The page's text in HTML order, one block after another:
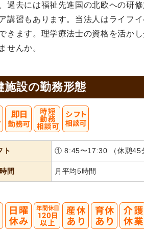
過去には福祉先進国の北欧への研
講習もあります。当法人はライフ
きます。理学療法士の資格を活か
せんか。
施設の勤務形態
ト ① 8:45〜17:30 （休憩45
間 月平均5時間